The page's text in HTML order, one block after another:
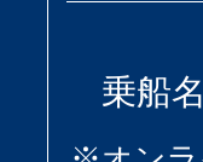
乗船